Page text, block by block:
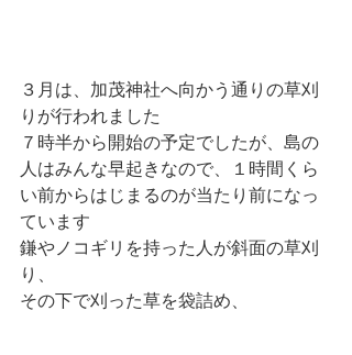
３月は、加茂神社へ向かう通りの草刈
りが行われました
７時半から開始の予定でしたが、島の
人はみんな早起きなので、１時間くら
い前からはじまるのが当たり前になっ
ています
鎌やノコギリを持った人が斜面の草刈
り、
その下で刈った草を袋詰め、